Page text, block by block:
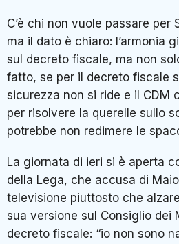
C’è chi non vuole passare per
ma il dato è chiaro: l’armonia
sul decreto fiscale, ma non
fatto, se per il decreto fiscale
sicurezza non si ride e il CDM
per risolvere la querelle sullo
potrebbe non redimere le
La giornata di ieri si è aperta
della Lega, che accusa di
televisione piuttosto che
sua versione sul Consiglio dei
decreto fiscale: “io non sono